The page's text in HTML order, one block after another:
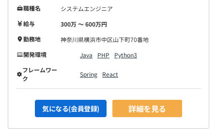
職種名
システムエンジニア
給与
300万 〜 600万円
勤務地
神奈川県横浜市中区山下町70番地
開発環境
Java PHP
Python3
フレームワー
ク
Spring React
気になる(会員登録) 詳細を見る